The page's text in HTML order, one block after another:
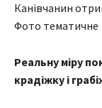
Канівчанин
Фото тематичне
Реальну міру
крадіжку і